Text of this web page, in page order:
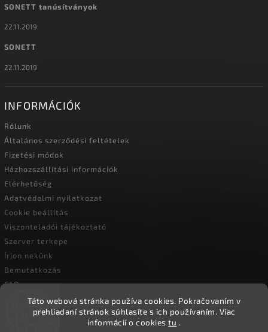
Táto webová stránka používa cookies. Pokračovaním v
prehliadaní stránok súhlasíte s ich používaním. Viac
informácií o cookiestu .
SONETT tanúsítványok
22.11.2019
SONETT
22.11.2019
INFORMÁCIÓK
Rólunk
Általános szerződési feltételek
Fizetési módok
Házhozszállítási információk
Elérhetőség
Adatvédelmi nyilatkozat
Cookie beállítás
Viszonteladói tájékoztató
Szerver terkepe
Írjon nekünk
Bemutatkozás
FAQ
Vásárlási útmutató